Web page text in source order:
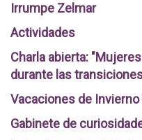
Irrumpe Zelmar
Actividades
Charla abierta:
durante las
Vacaciones de Invierno
Gabinete de